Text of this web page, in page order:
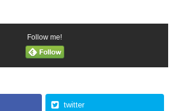
Follow me!
twitter